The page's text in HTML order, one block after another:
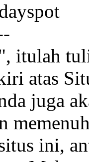
itulah
atas
juga
ini,